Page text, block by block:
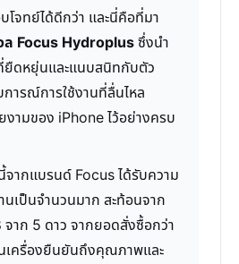
โจทย์ได้ดีกว่า และนี่คือที่มา
ล Focus Hydroplusซึ่งนำ
ยืดหยุ่นและแนบสนิทกับตัว
ารณ์การใช้งานที่ลื่นไหล
ามของ iPhone ไว้อย่างครบ
จากแบรนด์ Focus ได้รับความ
นเป็นจำนวนมาก สะท้อนจาก
จาก 5 ดาว จากยอดสั่งซื้อกว่า
เครื่องยืนยันถึงคุณภาพและ